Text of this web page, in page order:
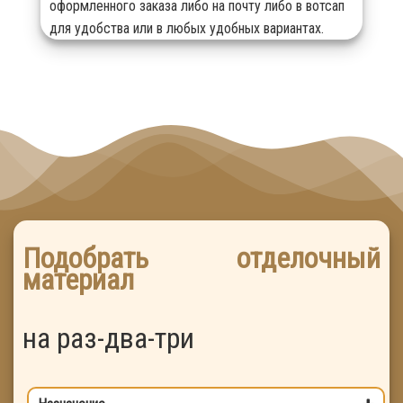
оформленного заказа либо на почту либо в вотсап
для удобства или в любых удобных вариантах.
Подобрать отделочный
материал
на раз-два-три